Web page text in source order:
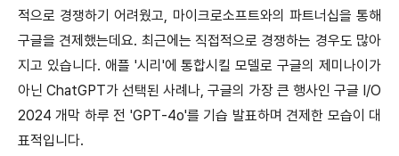
적으로 경쟁하기 어려웠고, 마이크로소프트와의 파트너십을 통해
구글을 견제했는데요. 최근에는 직접적으로 경쟁하는 경우도 많아
지고 있습니다. 애플 '시리'에 통합시킬 모델로 구글의 제미나이가
아닌 ChatGPT가 선택된 사례나, 구글의 가장 큰 행사인 구글 I/O
2024 개막 하루 전 'GPT-4o'를 기습 발표하며 견제한 모습이 대
표적입니다.